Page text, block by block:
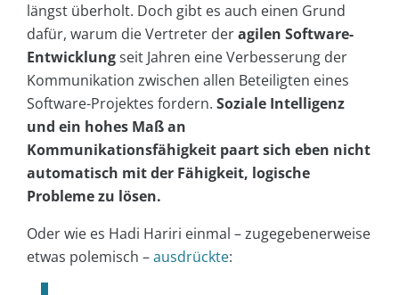
längst überholt. Doch gibt es auch einen Grund
dafür, warum die Vertreter deragilen Software-
Entwicklungseit Jahren eine Verbesserung der
Kommunikation zwischen allen Beteiligten eines
Software-Projektes fordern. Soziale Intelligenz
und ein hohes Maß an
Kommunikationsfähigkeit paart sich eben nicht
automatisch mit der Fähigkeit, logische
Probleme zu lösen.
Oder wie es Hadi Hariri einmal – zugegebenerweise
etwas polemisch –ausdrückte: